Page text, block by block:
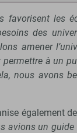
favorisent les
des
amener
permettre à un
nous avons
également
avions un guide